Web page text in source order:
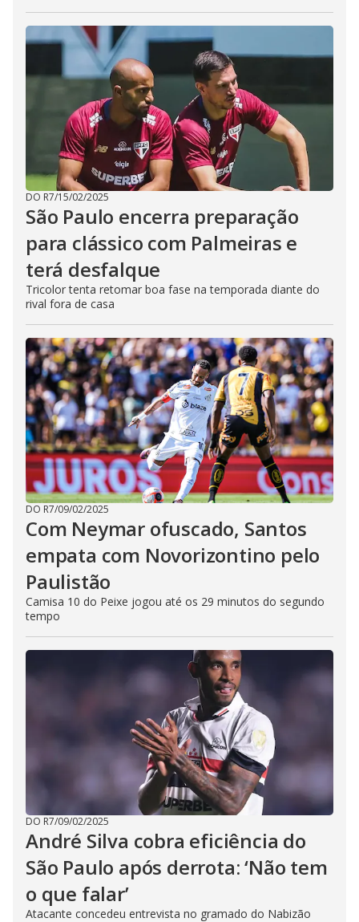
DO R7/15/02/2025
São Paulo encerra preparação
para clássico com Palmeiras e
terá desfalque
Tricolor tenta retomar boa fase na temporada diante do
rival fora de casa
DO R7/09/02/2025
Com Neymar ofuscado, Santos
empata com Novorizontino pelo
Paulistão
Camisa 10 do Peixe jogou até os 29 minutos do segundo
tempo
DO R7/09/02/2025
André Silva cobra eficiência do
São Paulo após derrota: ‘Não tem
o que falar’
Atacante concedeu entrevista no gramado do Nabizão